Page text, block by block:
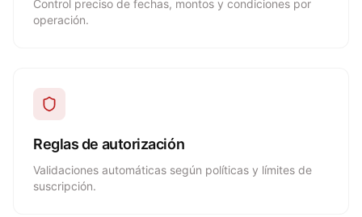
Control preciso de fechas, montos y condiciones por
operación.
Reglas de autorización
Validaciones automáticas según políticas y límites de
suscripción.